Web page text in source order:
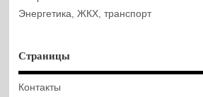
Энергетика, ЖКХ, транспорт
Страницы
Контакты